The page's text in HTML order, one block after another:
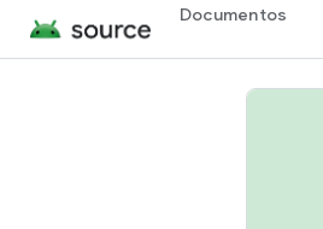
Documentos